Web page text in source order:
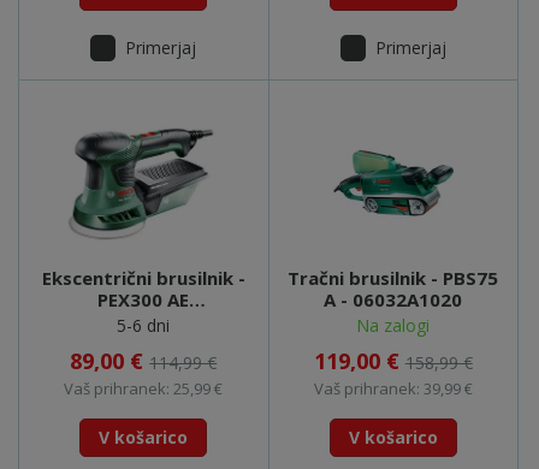
Primerjaj Primerjaj
Ekscentrični brusilnik -
PEX300 AE
(06033A3020)
5-6 dni
89,00 €114,99 €
Vaš prihranek: 25,99 €
V košarico
Tračni brusilnik - PBS75
A - 06032A1020
Na zalogi
119,00 € 158,99 €
Vaš prihranek: 39,99 €
V košarico